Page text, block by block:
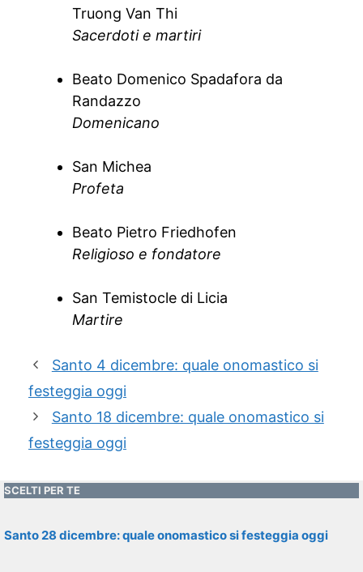
Truong Van Thi
Sacerdoti e martiri
Beato Domenico Spadafora da
Randazzo
Domenicano
San Michea
Profeta
Beato Pietro Friedhofen
Religioso e fondatore
San Temistocle di Licia
Martire
Santo 4 dicembre: quale onomastico si
festeggia oggi
Santo 18 dicembre: quale onomastico si
festeggia oggi
SCELTI PER TE
Santo 28 dicembre: quale onomastico si festeggia oggi